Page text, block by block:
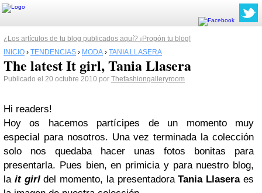
¿Los artículos de tu blog publicados aquí? ¡Propón tu blog!
INICIO › TENDENCIAS › MODA › TANIA LLASERA
The latest It girl, Tania Llasera
Publicado el 20 octubre 2010 por Thefashiongalleryroom
Hi readers!
Hoy os hacemos partícipes de un momento muy
especial para nosotros. Una vez terminada la colección
solo nos quedaba hacer unas fotos bonitas para
presentarla. Pues bien, en primicia y para nuestro blog,
lait girldel momento, la presentadoraTania Llaseraes